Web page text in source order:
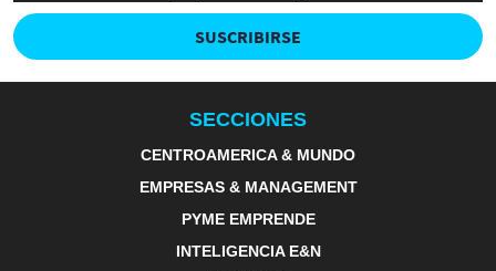
SUSCRIBIRSE
SECCIONES
CENTROAMERICA & MUNDO
EMPRESAS & MANAGEMENT
PYME EMPRENDE
INTELIGENCIA E&N